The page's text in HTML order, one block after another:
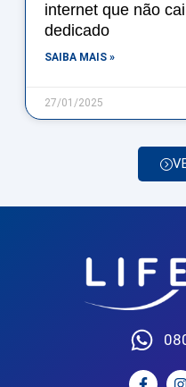
internet que não
dedicado
SAIBA MAIS »
27/01/2025